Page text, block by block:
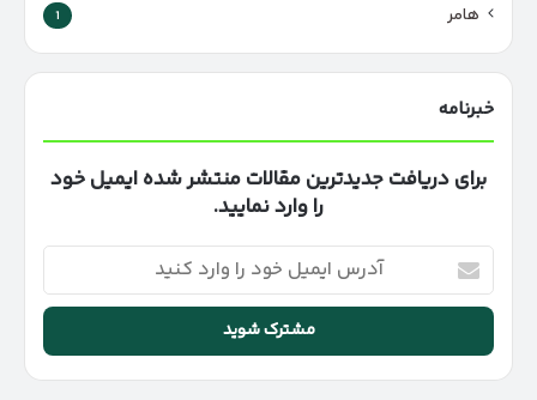
هامر 1
خبرنامه
برای دریافت جدیدترین مقالات منتشر شده ایمیل خود
را وارد نمایید.
آدرس
ایمیل
خود
وارد
کنید